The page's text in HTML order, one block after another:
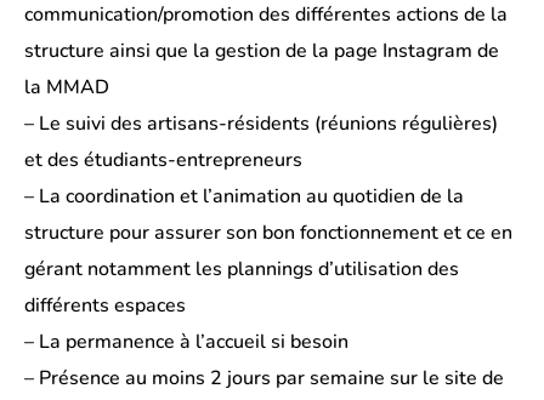
communication/promotion des différentes actions de la
structure ainsi que la gestion de la page Instagram de
la MMAD
– Le suivi des artisans-résidents (réunions régulières)
et des étudiants-entrepreneurs
– La coordination et l’animation au quotidien de la
structure pour assurer son bon fonctionnement et ce en
gérant notamment les plannings d’utilisation des
différents espaces
– La permanence à l’accueil si besoin
– Présence au moins 2 jours par semaine sur le site de